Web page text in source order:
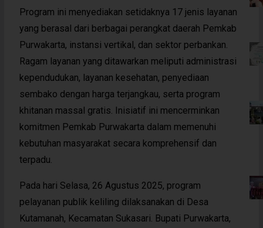
Program ini menyediakan setidaknya 17 jenis layanan
yang berasal dari berbagai perangkat daerah Pemkab
Purwakarta, instansi vertikal, dan sektor perbankan.
Ragam layanan yang ditawarkan meliputi administrasi
kependudukan, layanan kesehatan, penyediaan
sembako dengan harga terjangkau, serta program
khitanan massal gratis. Inisiatif ini mencerminkan
komitmen Pemkab Purwakarta dalam memenuhi
kebutuhan masyarakat secara komprehensif dan
terpadu.
Pada hari Selasa, 26 Agustus 2025, program
pelayanan publik keliling dilaksanakan di Desa
Kutamanah, Kecamatan Sukasari. Bupati Purwakarta,